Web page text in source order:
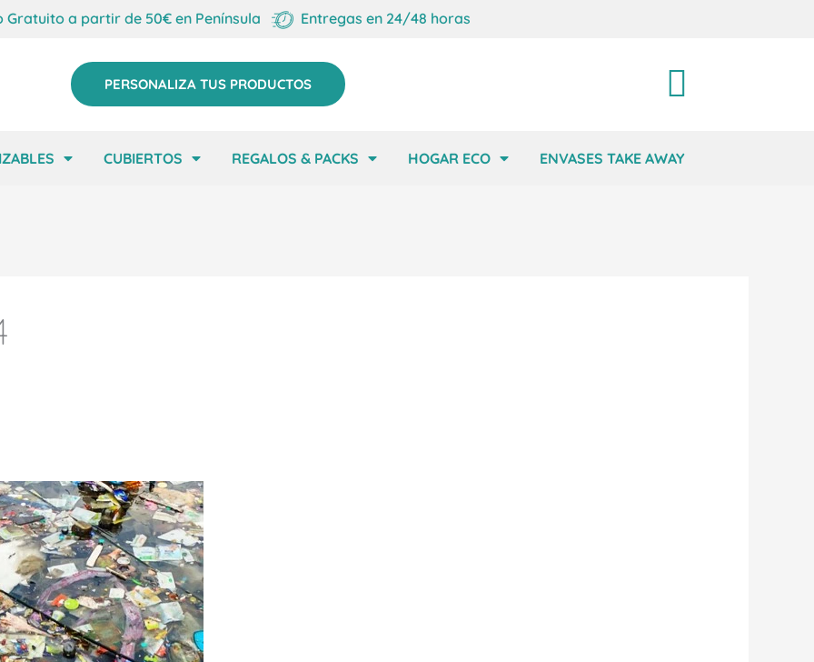
Gratuito a partir de 50€ en Península Entregas en 24/48 horas
PERSONALIZA TUS PRODUCTOS Carrito
CUBIERTOS REGALOS & PACKS HOGAR ECO ENVASES TAKE AWAY